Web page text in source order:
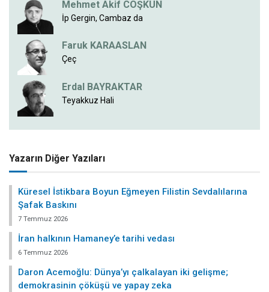
Mehmet Akif COŞKUN
İp Gergin, Cambaz da
Faruk KARAASLAN
Çeç
Erdal BAYRAKTAR
Teyakkuz Hali
Yazarın Diğer Yazıları
Küresel İstikbara Boyun Eğmeyen Filistin Sevdalılarına
Şafak Baskını
7 Temmuz 2026
İran halkının Hamaney’e tarihi vedası
6 Temmuz 2026
Daron Acemoğlu: Dünya’yı çalkalayan iki gelişme;
demokrasinin çöküşü ve yapay zeka